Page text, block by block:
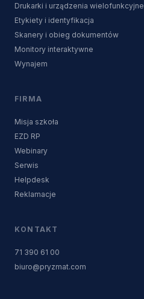
Drukarki i urządzenia wielofunkcyjne
Etykiety i identyfikacja
Skanery i obieg dokumentów
Monitory interaktywne
Wynajem
FIRMA
Misja szkoła
EZD RP
Webinary
Serwis
Helpdesk
Reklamacje
KONTAKT
71 390 61 00
biuro@pryzmat.com